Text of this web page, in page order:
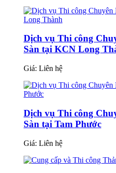
Dịch vụ Thi công
Sàn tại KCN Long
Giá: Liên hệ
Dịch vụ Thi công
Sàn tại Tam Phước
Giá: Liên hệ